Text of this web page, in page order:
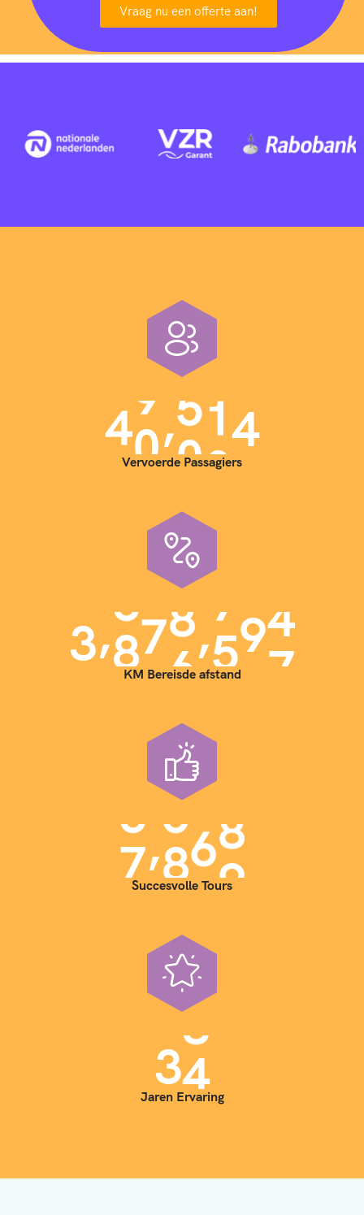
Vraag nu een offerte aan!
40,000
Vervoerde Passagiers
3,900,000
KM Bereisde afstand
7,000
Succesvolle Tours
35
Jaren Ervaring